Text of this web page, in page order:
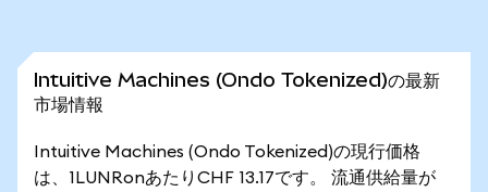
Intuitive Machines (Ondo Tokenized)の最新
市場情報
Intuitive Machines (Ondo Tokenized)の現行価格
は、1LUNRonあたりCHF 13.17です。 流通供給量が